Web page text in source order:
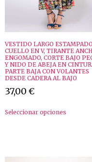
VESTIDO LARGO ESTAMPADO
CUELLO EN V, TIRANTE
ENGOMADO, CORTE BAJO
Y NIDO DE ABEJA EN
PARTE BAJA CON VOLANTES
DESDE CADERA AL BAJO
37,00 €
Seleccionar opciones